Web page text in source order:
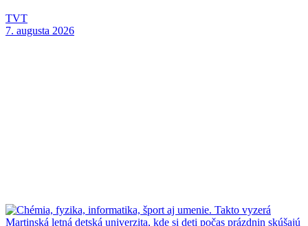
TVT
7. augusta 2026